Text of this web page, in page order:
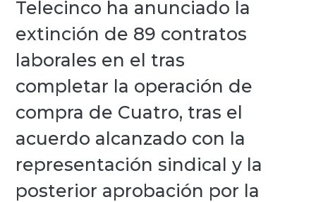
Telecinco ha anunciado la
extinción de 89 contratos
laborales en el tras
completar la operación de
compra de Cuatro, tras el
acuerdo alcanzado con la
representación sindical y la
posterior aprobación por la